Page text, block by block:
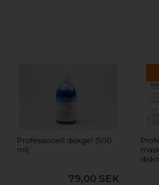
Professionell diskgel (500
ml)
79,00 SEK